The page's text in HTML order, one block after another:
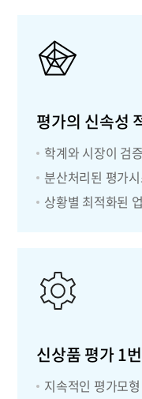
평가의 신속성
학계와 시장이 검
분산처리된 평가
상황별 최적화된
신상품 평가 1
지속적인 평가모